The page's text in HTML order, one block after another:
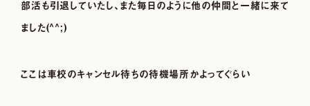
部活も引退していたし、また毎日のように他の仲間と一緒に来て
ました(^^;)
ここは車校のキャンセル待ちの待機場所かよってぐらい